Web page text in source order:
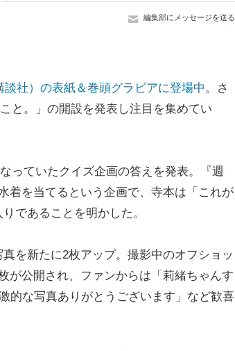
編集部にメッセージを送る
社）の表紙＆巻頭グラビアに登場中。さ
と。」の開設を発表し注目を集めてい
っていたクイズ企画の答えを発表。『週
着を当てるという企画で、寺本は「これが
であることを明かした。
を新たに2枚アップ。撮影中のオフショッ
が公開され、ファンからは「莉緒ちゃんす
的な写真ありがとうございます」など歓喜